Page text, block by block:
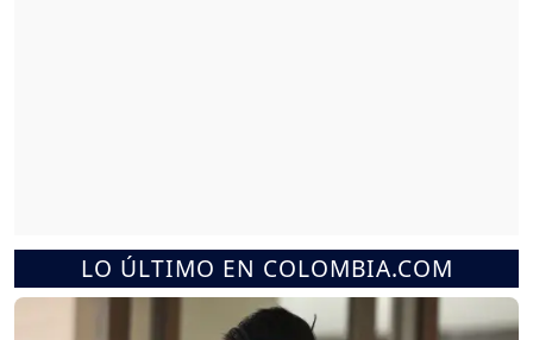
LO ÚLTIMO EN COLOMBIA.COM